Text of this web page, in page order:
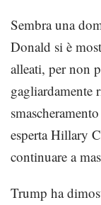
Sembra una
Donald si è
alleati, per non
gagliardamente
esperta Hillary
continuare a
Trump ha